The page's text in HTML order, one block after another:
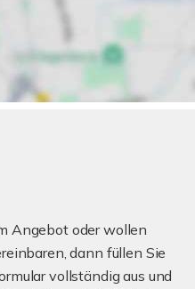
Angebot oder wollen
dann füllen Sie
vollständig aus und